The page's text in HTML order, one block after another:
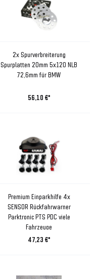
2x Spurverbreiterung
Spurplatten 20mm 5x120 NLB
72,6mm für BMW
56,10 €*
Premium Einparkhilfe 4x
SENSOR Rückfahrwarner
Parktronic PTS PDC viele
Fahrzeuge
47,23 €*